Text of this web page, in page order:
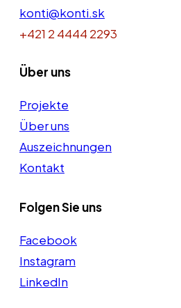
konti@konti.sk
+421 2 4444 2293
Über uns
Projekte
Über uns
Auszeichnungen
Kontakt
Folgen Sie uns
Facebook
Instagram
LinkedIn